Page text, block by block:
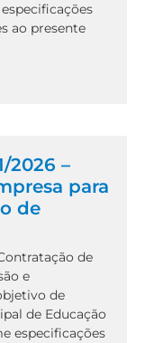
ao presente
2026 –
para
de
de
e
de
de Educação
especificações